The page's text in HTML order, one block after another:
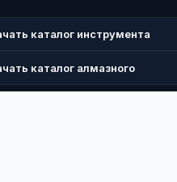
каталог инструмента
каталог алмазного